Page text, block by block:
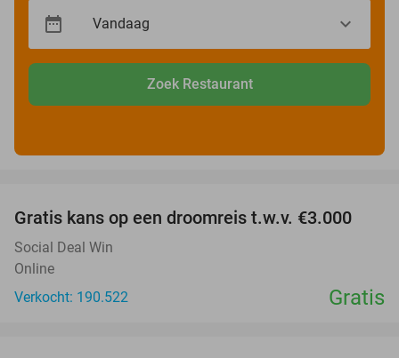
Zoek Restaurant
Gratis kans op een droomreis t.w.v. €3.000
Social Deal Win
Online
Verkocht: 190.522
Gratis